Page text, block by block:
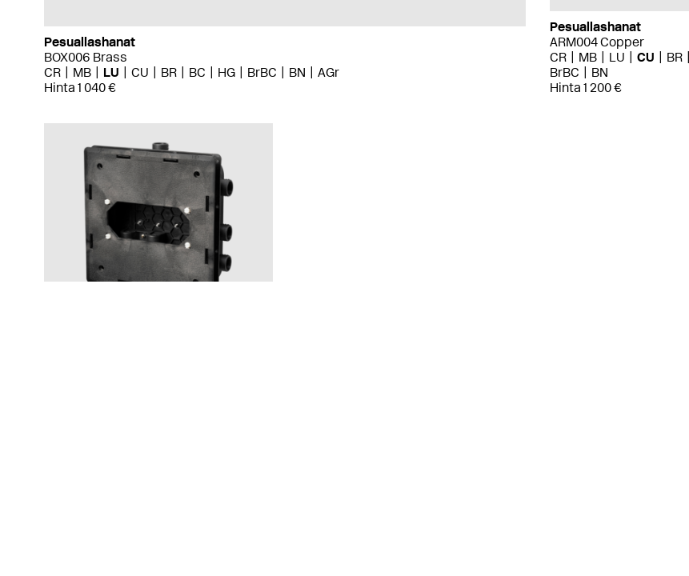
Pesuallashanat
BOX006 Brass
CR
MB LU CU BR BC HG BrBC BN
AGr
Hinta 1 040 €
Pesuallashanat
ARM004 Copper
CR
MB LU CU BR
BrBC
BN
Hinta 1 200 €